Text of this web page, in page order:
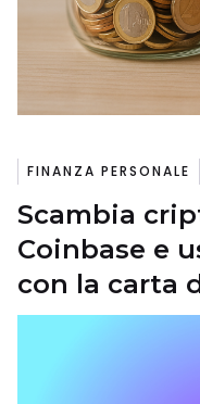
FINANZA PERSONALE
Scambia
Coinbase e
con la carta